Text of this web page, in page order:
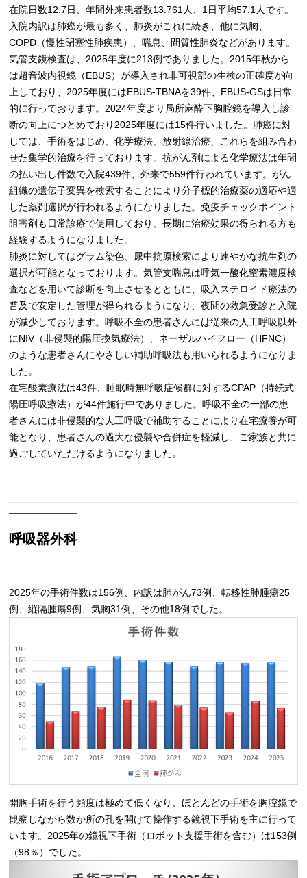
在院日数12.7日、年間外来患者数13.761人、1日平均57.1人です。
入院内訳は肺癌が最も多く、肺炎がこれに続き、他に気胸、
COPD（慢性閉塞性肺疾患）、喘息、間質性肺炎などがあります。
気管支鏡検査は、2025年度に213例でありました。2015年秋から
は超音波内視鏡（EBUS）が導入され非可視部の生検の正確度が向
上しており、2025年度にはEBUS-TBNAを39件、EBUS-GSは日常
的に行っております。2024年度より局所麻酔下胸腔鏡を導入し診
断の向上につとめており2025年度には15件行いました。肺癌に対
しては、手術をはじめ、化学療法、放射線治療、これらを組み合わ
せた集学的治療を行っております。抗がん剤による化学療法は年間
の払い出し件数で入院439件、外来で559件行われています。がん
組織の遺伝子変異を検索することにより分子標的治療薬の適応や適
した薬剤選択が行われるようになりました。免疫チェックポイント
阻害剤も日常診療で使用しており、長期に治療効果の得られる方も
経験するようになりました。
肺炎に対してはグラム染色、尿中抗原検索により速やかな抗生剤の
選択が可能となっております。気管支喘息は呼気一酸化窒素濃度検
査などを用いて診断を向上させるとともに、吸入ステロイド療法の
普及で安定した管理が得られるようになり、夜間の救急受診と入院
が減少しております。呼吸不全の患者さんには従来の人工呼吸以外
にNIV（非侵襲的陽圧換気療法）、ネーザルハイフロー（HFNC）
のような患者さんにやさしい補助呼吸法も用いられるようになりま
した。
在宅酸素療法は43件、睡眠時無呼吸症候群に対するCPAP（持続式
陽圧呼吸療法）が44件施行中でありました。呼吸不全の一部の患
者さんには非侵襲的な人工呼吸で補助することにより在宅療養が可
能となり、患者さんの過大な侵襲や合併症を軽減し、ご家族と共に
過ごしていただけるようになりました。
呼吸器外科
2025年の手術件数は156例、内訳は肺がん73例、転移性肺腫瘍25
例、縦隔腫瘍9例、気胸31例、その他18例でした。
開胸手術を行う頻度は極めて低くなり、ほとんどの手術を胸腔鏡で
観察しながら数か所の孔を開けて操作する鏡視下手術を主に行って
います。2025年の鏡視下手術（ロボット支援手術を含む）は153例
（98％）でした。